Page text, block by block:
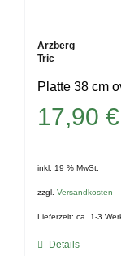
Arzberg
Tric
Platte 38 cm
17,90 €
inkl. 19 % MwSt.
zzgl. Versandkosten
Lieferzeit: ca. 1-3
Details